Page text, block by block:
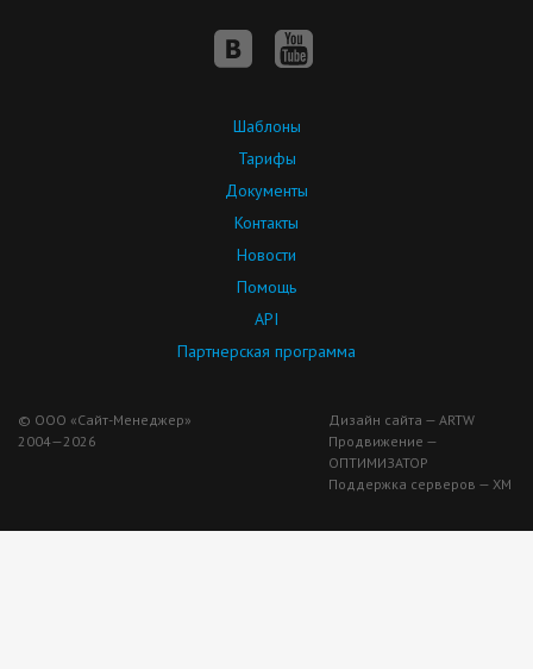
Шаблоны
Тарифы
Документы
Контакты
Новости
Помощь
API
Партнерская программа
© ООО «Сайт-Менеджер»
2004—2026
Дизайн сайта — ARTW
Продвижение —
ОПТИМИЗАТОР
Поддержка серверов — ХМ